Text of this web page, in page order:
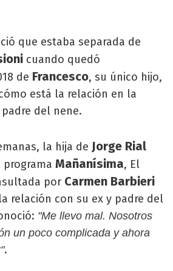
que estaba separada de
cuando quedó
de Francesco, su único hijo,
está la relación en la
del nene.
la hija de Jorge Rial
Mañanísima, El
por Carmen Barbieri
relación con su ex y padre del
"Me llevo mal. Nosotros
un poco complicada y ahora
.